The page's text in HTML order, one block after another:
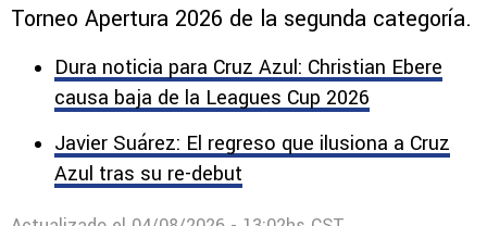
Torneo Apertura 2026 de la segunda categoría.
Dura noticia para Cruz Azul: Christian Ebere
causa baja de la Leagues Cup 2026
Javier Suárez: El regreso que ilusiona a Cruz
Azul tras su re-debut